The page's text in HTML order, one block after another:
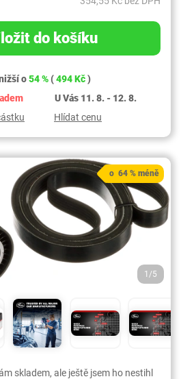
do košíku
o54 %(494 Kč)
U Vás 11. 8. - 12. 8.
Hlídat cenu
1/5
o 64 % méně
skladem, ale ještě jsem ho nestihl